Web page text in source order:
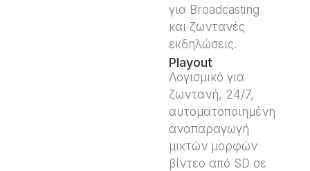
για Broadcasting
και ζωντανές
εκδηλώσεις.
Playout
Λογισμικό για
ζωντανή, 24/7,
αυτοματοποιημένη
αναπαραγωγή
μικτών μορφών
βίντεο από SD σε